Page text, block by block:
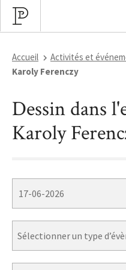
Accueil Activités et
Karoly Ferenczy
Dessin dans
Karoly